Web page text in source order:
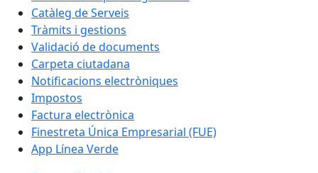
Catàleg de Serveis
Tràmits i gestions
Validació de documents
Carpeta ciutadana
Notificacions electròniques
Impostos
Factura electrònica
Finestreta Única Empresarial (FUE)
App Línea Verde